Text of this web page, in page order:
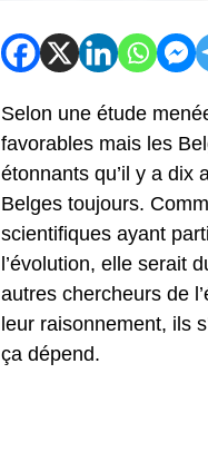
Selon une étude
favorables mais les
étonnants qu’il y a dix
Belges toujours.
scientifiques ayant
l’évolution, elle serait
autres chercheurs de
leur raisonnement, ils
ça dépend.